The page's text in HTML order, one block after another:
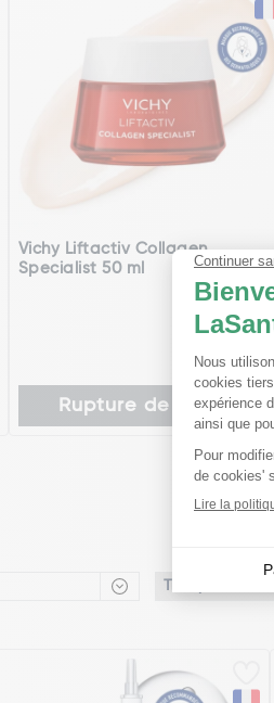
Vichy Liftactiv Collagen
Specialist 50 ml
39,46€
Rupture de stock !